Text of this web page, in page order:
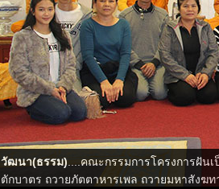
วัฒนา(ธรรม) ....คณะกรรมการโครงการฝั
ตักบาตร ถวายภัตตาหารเพล ถวายมหาสังฆ